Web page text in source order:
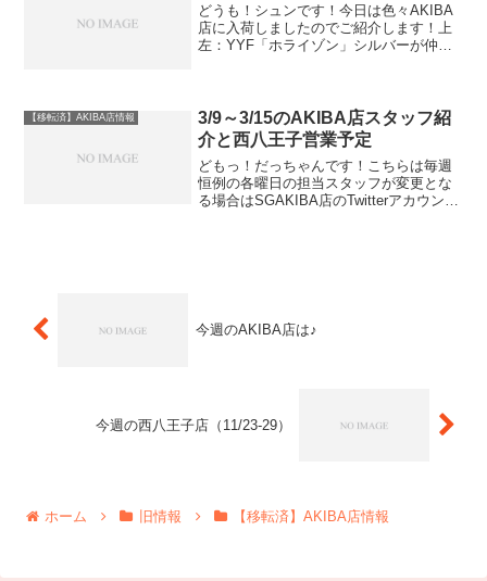
どうも！シュンです！今日は色々AKIBA
店に入荷しましたのでご紹介します！上
左：YYF「ホライゾン」シルバーが仲間
ズルです。下左...
【移転済】AKIBA店情報
3/9～3/15のAKIBA店スタッフ紹
介と西八王子営業予定
どもっ！だっちゃんです！こちらは毎週
恒例の各曜日の担当スタッフが変更とな
る場合はSGAKIBA店のTwitterアカウント
今週のAKIBA店は♪
今週の西八王子店（11/23-29）
ホーム 旧情報 【移転済】AKIBA店情報